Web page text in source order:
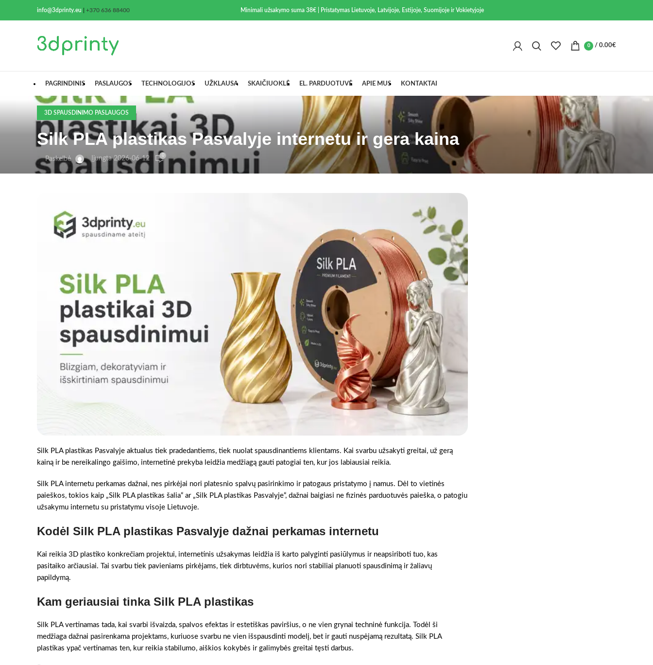
info@3dprinty.eu +370 636 88400 Minimali užsakymo suma 38€ | Pristatymas Lietuvoje, Latvijoje, Estijoje, Suomijoje ir Vokietyjoje
0 / 0.00€
PAGRINDINIS PASLAUGOS TECHNOLOGIJOS UŽKLAUSA SKAIČIUOKLĖ EL. PARDUOTUVĖ APIE MUS KONTAKTAI
3D SPAUSDINIMO PASLAUGOS
Silk PLA plastikas Pasvalyje internetu ir gera kaina
Paskelbė Įjungta 2026-06-12 0
Silk PLA plastikas Pasvalyje aktualus tiek pradedantiems, tiek nuolat spausdinantiems klientams. Kai svarbu užsakyti greitai, už gerą
kainą ir be nereikalingo gaišimo, internetinė prekyba leidžia medžiagą gauti patogiai ten, kur jos labiausiai reikia.
Silk PLA internetu perkamas dažnai, nes pirkėjai nori platesnio spalvų pasirinkimo ir patogaus pristatymo į namus. Dėl to vietinės
paieškos, tokios kaip „Silk PLA plastikas šalia“ ar „Silk PLA plastikas Pasvalyje“, dažnai baigiasi ne fizinės parduotuvės paieška, o patogiu
užsakymu internetu su pristatymu visoje Lietuvoje.
Kodėl Silk PLA plastikas Pasvalyje dažnai perkamas internetu
Kai reikia 3D plastiko konkrečiam projektui, internetinis užsakymas leidžia iš karto palyginti pasiūlymus ir neapsiriboti tuo, kas
pasitaiko arčiausiai. Tai svarbu tiek pavieniams pirkėjams, tiek dirbtuvėms, kurios nori stabiliai planuoti spausdinimą ir žaliavų
papildymą.
Kam geriausiai tinka Silk PLA plastikas
Silk PLA vertinamas tada, kai svarbi išvaizda, spalvos efektas ir estetiškas paviršius, o ne vien grynai techninė funkcija. Todėl ši
medžiaga dažnai pasirenkama projektams, kuriuose svarbu ne vien išspausdinti modelį, bet ir gauti nuspėjamą rezultatą. Silk PLA
plastikas ypač vertinamas ten, kur reikia stabilumo, aiškios kokybės ir galimybės greitai tęsti darbus.